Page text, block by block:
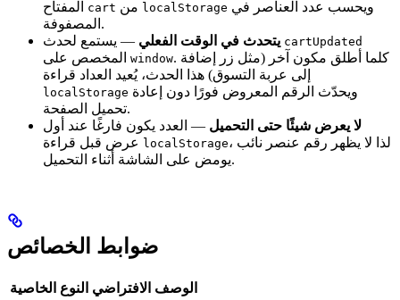
cart localStorage
المصفوفة.
يتحدث في الوقت الفعلي cartUpdated
window. كلما أطلق مكون آخر (مثل زر إضافة
إلى عربة التسوق) هذا الحدث، يُعيد العداد قراءة
localStorage
تحميل الصفحة.
لا يعرض شيئًا حتى التحميل — العدد يكون فارغًا عند أول
localStorage، لذا لا يظهر رقم عنصر نائب
يومض على الشاشة أثناء التحميل.
ضوابط الخصائص
الخاصية النوع الافتراضي الوصف